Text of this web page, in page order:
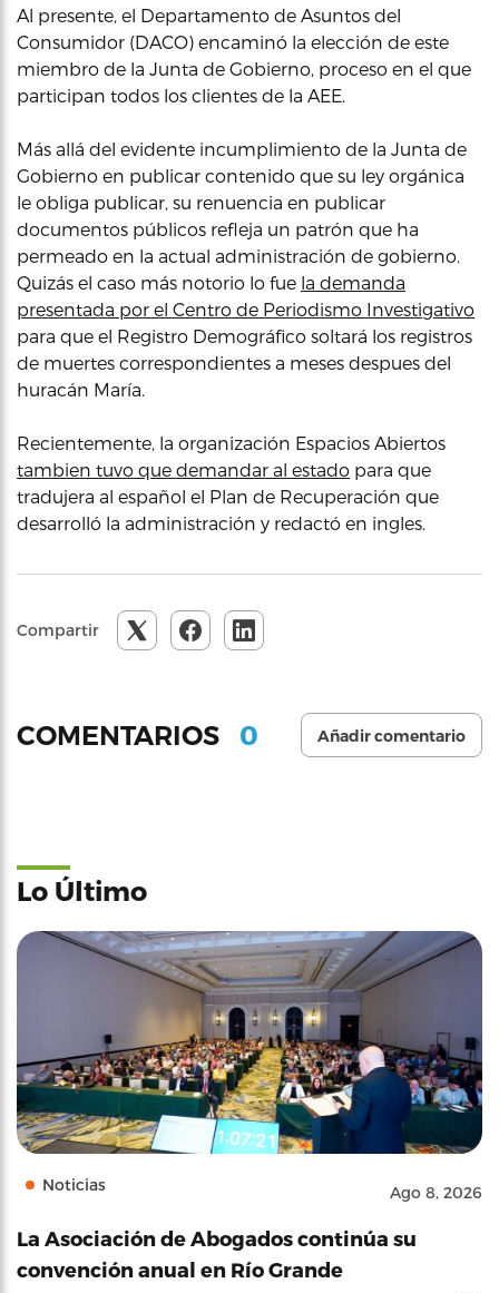
Al presente, el Departamento de Asuntos del
Consumidor (DACO) encaminó la elección de este
miembro de la Junta de Gobierno, proceso en el que
participan todos los clientes de la AEE.
Más allá del evidente incumplimiento de la Junta de
Gobierno en publicar contenido que su ley orgánica
le obliga publicar, su renuencia en publicar
documentos públicos refleja un patrón que ha
permeado en la actual administración de gobierno.
Quizás el caso más notorio lo fue la demanda
presentada por el Centro de Periodismo Investigativo
para que el Registro Demográfico soltará los registros
de muertes correspondientes a meses despues del
huracán María.
Recientemente, la organización Espacios Abiertos
tambien tuvo que demandar al estado para que
tradujera al español el Plan de Recuperación que
desarrolló la administración y redactó en ingles.
Compartir
COMENTARIOS 0 Añadir comentario
Lo Último
Noticias Ago 8, 2026
La Asociación de Abogados continúa su
convención anual en Río Grande